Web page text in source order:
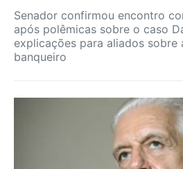
Senador confirmou encontro
após polêmicas sobre o caso
explicações para aliados
banqueiro